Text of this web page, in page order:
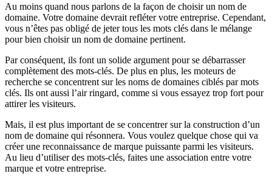
Au moins quand nous parlons de la façon de choisir un nom de
domaine. Votre domaine devrait refléter votre entreprise. Cependant,
vous n’êtes pas obligé de jeter tous les mots clés dans le mélange
pour bien choisir un nom de domaine pertinent.
Par conséquent, ils font un solide argument pour se débarrasser
complètement des mots-clés. De plus en plus, les moteurs de
recherche se concentrent sur les noms de domaines ciblés par mots
clés. Ils ont aussi l’air ringard, comme si vous essayez trop fort pour
attirer les visiteurs.
Mais, il est plus important de se concentrer sur la construction d’un
nom de domaine qui résonnera. Vous voulez quelque chose qui va
créer une reconnaissance de marque puissante parmi les visiteurs.
Au lieu d’utiliser des mots-clés, faites une association entre votre
marque et votre entreprise.